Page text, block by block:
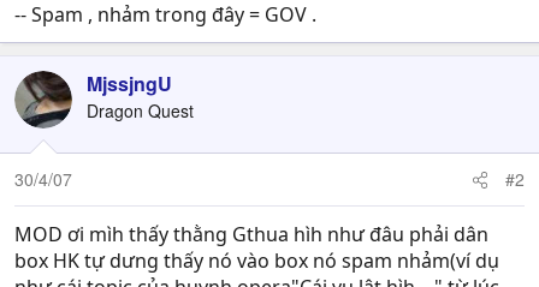
-- Spam , nhảm trong đây = GOV .
MjssjngU
Dragon Quest
30/4/07 #2
MOD ơi mìh thấy thằng Gthua hìh như đâu phải dân
box HK tự dưng thấy nó vào box nó spam nhảm(ví dụ